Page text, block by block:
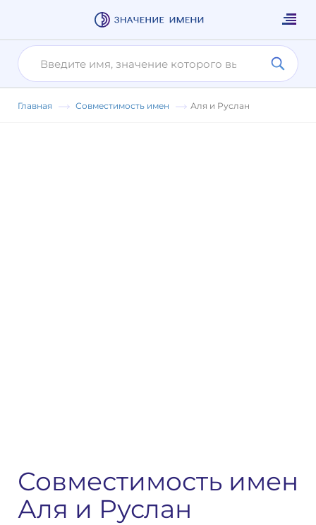
Главная Совместимость имен Аля и Руслан
Совместимость имен
Аля и Руслан